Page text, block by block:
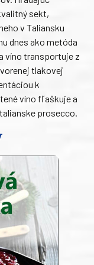
sekt,
v Taliansku
dnes ako metóda
víno transportuje z
tlakovej
k
víno fľaškuje a
prosecco.